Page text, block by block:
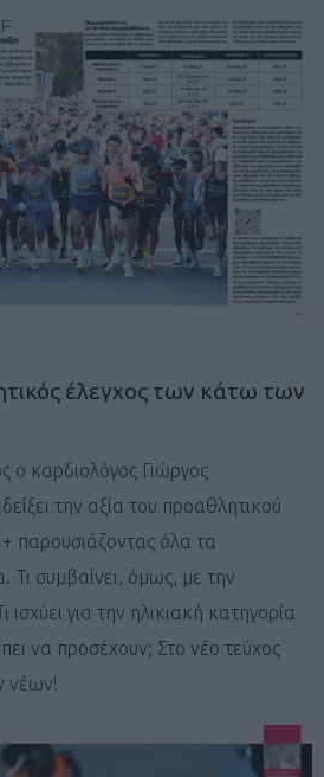
έλεγχος των κάτω των
ο καρδιολόγος Γιώργος
την αξία του προαθλητικού
παρουσιάζοντας όλα τα
Τι συμβαίνει, όμως, με την
ισχύει για την ηλικιακή κατηγορία
να προσέχουν; Στο νέο τεύχος
νέων!